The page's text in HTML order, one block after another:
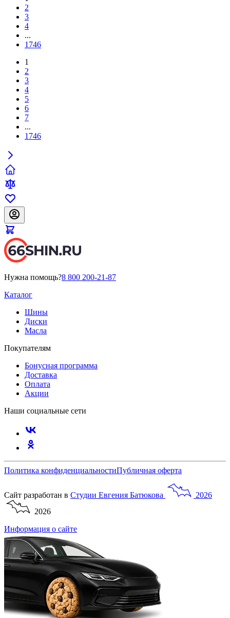
2
3
4
...
1746
1
2
3
4
5
6
7
...
1746
Нужна помощь?8 800 200-21-87
Каталог
Шины
Диски
Масла
Покупателям
Бонусная программа
Доставка
Оплата
Акции
Наши социальные сети
Политика конфиденциальностиПубличная оферта
Сайт разработан в Студии Евгения Батюкова
2026
2026
Информация о сайте